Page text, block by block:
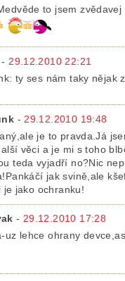
to jsem
- 29.12.2010 22:21
ty ses nám taky nějak
- 29.12.2010 19:48
je to pravda.Já
věci a je mi s toho
teda vyjadří no?Nic
jak svině,ale
je jako ochranku!
- 29.12.2010 17:28
uz lehce ohrany